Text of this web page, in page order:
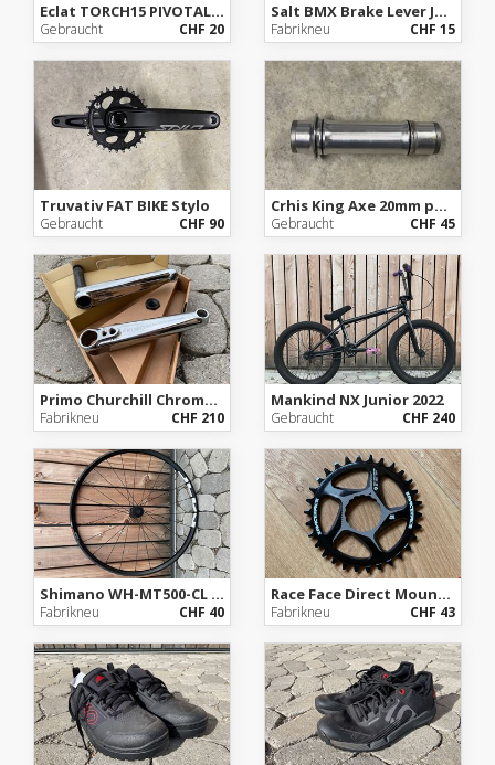
Eclat TORCH15 PIVOTAL POST 230MM
Gebraucht CHF 20
Salt BMX Brake Lever Junior
Fabrikneu CHF 15
Truvativ FAT BIKE Stylo
Gebraucht CHF 90
Crhis King Axe 20mm pour ISO LD Gen 1
Gebraucht CHF 45
Primo Churchill Chrome 165mm (Rare)
Fabrikneu CHF 210
Mankind NX Junior 2022
Gebraucht CHF 240
Shimano WH-MT500-CL Hinterrad - 29" | Clincher | Centerlock - QR 135 - HG
Fabrikneu CHF 40
Race Face Direct Mount 30z für Shimano Ketten
Fabrikneu CHF 43